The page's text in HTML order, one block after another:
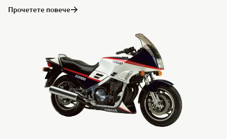
Прочетете повече